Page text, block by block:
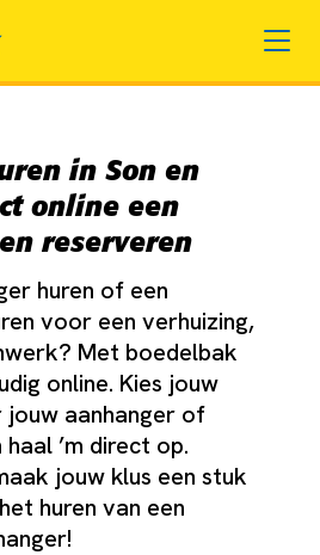
in Son en
online een
reserveren
huren of een
voor een verhuizing,
Met boedelbak
online. Kies jouw
aanhanger of
’m direct op.
jouw klus een stuk
huren van een